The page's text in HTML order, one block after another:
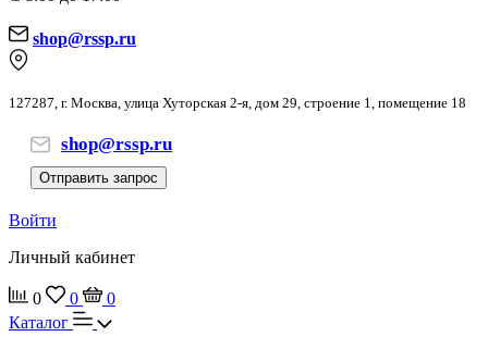
shop@rssp.ru
127287, г. Москва, улица Хуторская 2-я, дом 29, строение 1, помещение 18
shop@rssp.ru
Отправить запрос
Войти
Личный кабинет
0 0
0
Каталог